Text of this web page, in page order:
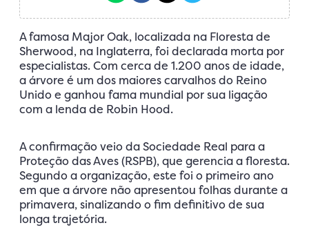
A famosa Major Oak, localizada na Floresta de
Sherwood, na Inglaterra, foi declarada morta por
especialistas. Com cerca de 1.200 anos de idade,
a árvore é um dos maiores carvalhos do Reino
Unido e ganhou fama mundial por sua ligação
com a lenda de Robin Hood.
A confirmação veio da Sociedade Real para a
Proteção das Aves (RSPB), que gerencia a floresta.
Segundo a organização, este foi o primeiro ano
em que a árvore não apresentou folhas durante a
primavera, sinalizando o fim definitivo de sua
longa trajetória.